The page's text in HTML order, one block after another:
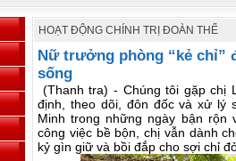
HOẠT ĐỘNG CHÍNH TRỊ ĐOÀN THỂ
Nữ trưởng phòng “kẻ chỉ”
sống
(Thanh tra) - Chúng tôi gặp chị
định, theo dõi, đôn đốc và xử lý
Minh trong những ngày bận
công việc bề bộn, chị vẫn dành
kỷ gìn giữ và bồi đắp cho sợi chỉ